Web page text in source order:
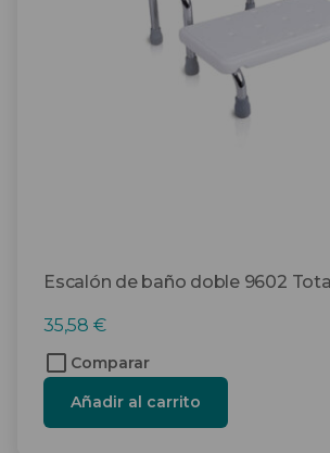
Escalón de baño doble 9602
35,58 €
Comparar
Añadir al carrito